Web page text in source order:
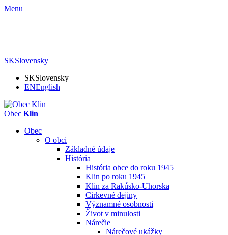
Menu
SKSlovensky
SKSlovensky
ENEnglish
Obec Klin
Obec
O obci
Základné údaje
História
História obce do roku 1945
Klin po roku 1945
Klin za Rakúsko-Uhorska
Cirkevné dejiny
Významné osobnosti
Život v minulosti
Nárečie
Nárečové ukážky